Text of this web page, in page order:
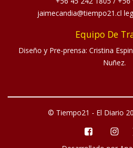
jaimecandia@tiempo21.cl
Equipo De
Diseño y Pre-prensa: Cristina
Nuñez.
© Tiempo21 - El Diario